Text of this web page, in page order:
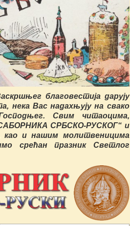
благовестија дарују
нека Вас надахњују на свако
Свим читаоцима,
СРБСКО-РУСКОГ“ и
и нашим молитвеницима
срећан празник Светлог